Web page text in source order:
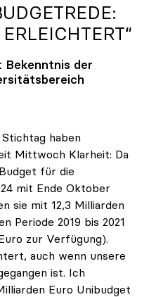
der
haben
Mittwoch Klarheit: Da
für die
mit Ende Oktober
sie mit 12,3 Milliarden
Periode 2019 bis 2021
zur Verfügung).
auch wenn unsere
ist. Ich
Euro Unibudget